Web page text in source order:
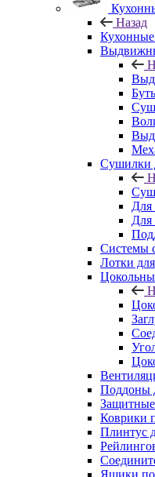
Назад
Сушилки
Для
Для
Системы
Лотки
Поддоны
Коврики
Плинтус
Ящики